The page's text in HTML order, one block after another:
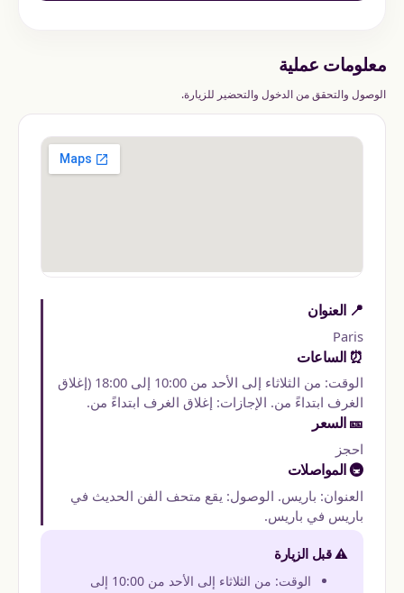
معلومات عملية
الوصول والتحقق من الدخول والتحضير للزيارة.
📍 العنوان
Paris
⏰ الساعات
الوقت: من الثلاثاء إلى الأحد من 10:00 إلى 18:00 (إغلاق
الغرف ابتداءً من. الإجازات: إغلاق الغرف ابتداءً من.
🎫 السعر
احجز
🚇 المواصلات
العنوان: باريس. الوصول: يقع متحف الفن الحديث في
باريس في باريس.
⚠️ قبل الزيارة
الوقت: من الثلاثاء إلى الأحد من 10:00 إلى